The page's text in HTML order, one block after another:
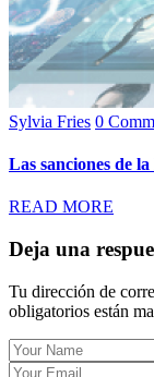
Sylvia Fries 0
Las sanciones de
READ MORE
Deja una
Tu dirección de
obligatorios están